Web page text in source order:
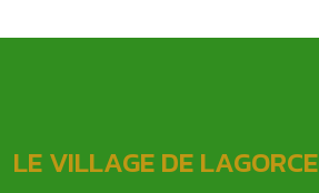
LE VILLAGE DE LAGORCE